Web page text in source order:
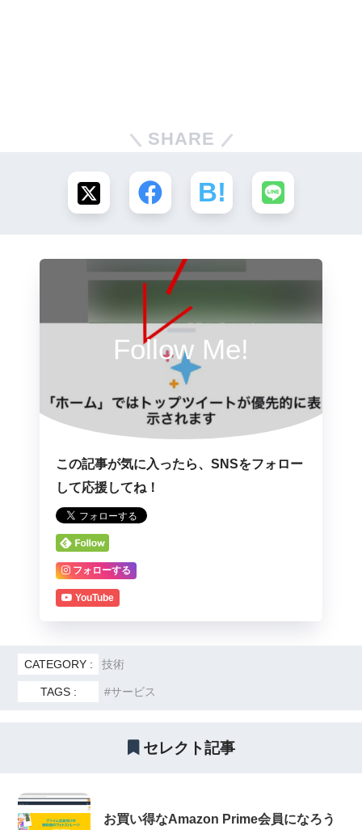
SHARE
Follow Me!
この記事が気に入ったら、SNSをフォロー
して応援してね！
フォローする
YouTube
CATEGORY : 技術
TAGS : サービス
セレクト記事
お買い得なAmazon Prime会員になろう